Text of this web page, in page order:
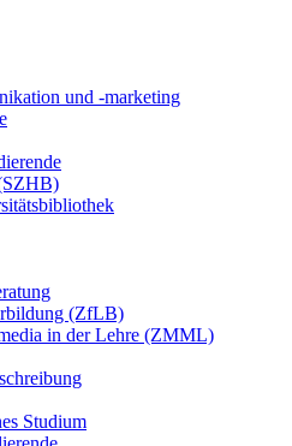
und -marketing
(ZfLB)
in der Lehre (ZMML)
Studium